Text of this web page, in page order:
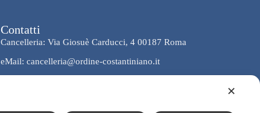
Contatti
Cancelleria: Via Giosuè Carducci, 4 00187 Roma
eMail: cancelleria@ordine-costantiniano.it
✕